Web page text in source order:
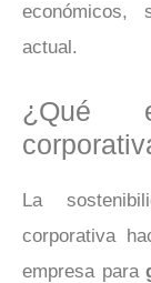
económicos,
actual.
¿Qué
La
corporativa
empresa para